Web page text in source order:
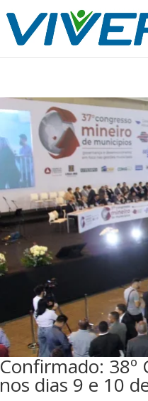
Confirmado: 38º
nos dias 9 e 10